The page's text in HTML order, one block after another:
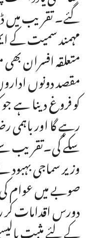
گئے۔ تقریب میں
مہمند سمیت کے
متعلقہ افسران
مقصد دونوں
کو فروغ دینا ہے
رہے گا اور
سکے گی۔تقریب
وزیر سماجی بہبود
صوبے میں عوام
دورس اقدامات
کے لئے مثبت